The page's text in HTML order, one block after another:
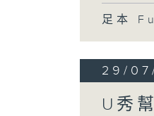
足本
29/
U秀